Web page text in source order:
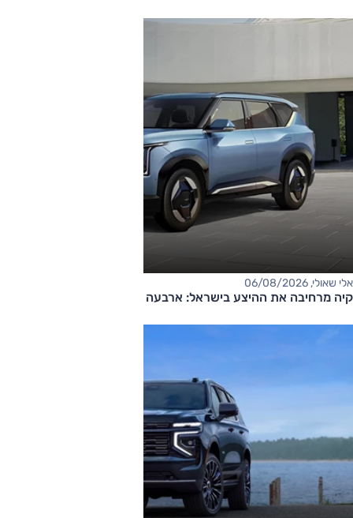
אלי שאולי, 06/08/2026
קיה מרחיבה את ההיצע בישראל: ארבעה דגמים חדשים בדרך